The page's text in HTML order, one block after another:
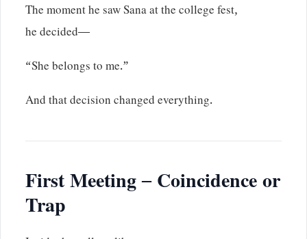
The moment he saw Sana at the college fest,
he decided—
“She belongs to me.”
And that decision changed everything.
First Meeting – Coincidence or
Trap